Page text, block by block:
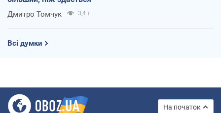
Дмитро Томчук 3,4 т.
Всі думки
На початок